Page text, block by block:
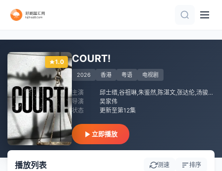
1.0 COURT!
2026 香港 粤语 电视剧
主演
邱士缙,谷祖琳,朱鉴然,陈湛文,张达伦,汤骏业,陆骏光,黄正宜,黄德斌,许博文,欧镇灏,徐浩昌,苏家乐,伍咏诗,彭杏英,陈淑仪,练美娟,张锦程,张纹嘉,林子杰
导演
吴家伟
状态
更新至第12集
立即播放
播放列表 测速 排序
全集
已完结 共3集
第20集完结
全集
全集
完结
第4集
第14集
全集
第12集